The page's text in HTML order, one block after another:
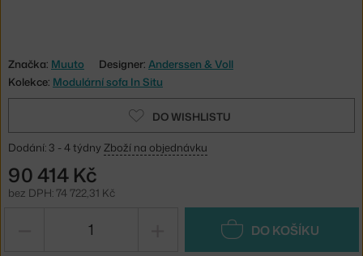
Značka: Muuto Designer: Anderssen & Voll
Kolekce: Modulární sofa In Situ
DO WISHLISTU
Dodání: 3 - 4 týdny Zboží na objednávku
90 414 Kč
bez DPH: 74 722,31 Kč
DO KOŠÍKU